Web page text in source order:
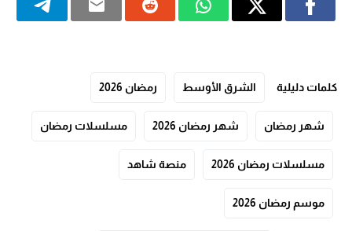
كلمات دليلية الشرق الأوسط رمضان 2026
شهر رمضان شهر رمضان 2026 مسلسلات رمضان
مسلسلات رمضان 2026 منصة شاهد
موسم رمضان 2026